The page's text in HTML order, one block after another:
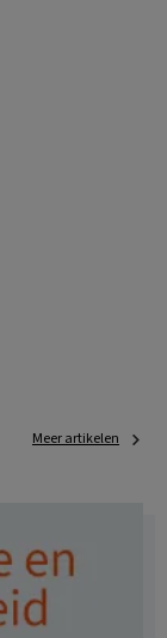
Meer artikelen